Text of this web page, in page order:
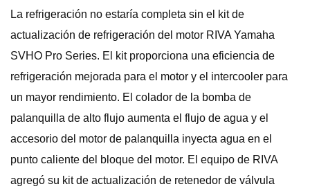
La refrigeración no estaría completa sin el kit de
actualización de refrigeración del motor RIVA Yamaha
SVHO Pro Series. El kit proporciona una eficiencia de
refrigeración mejorada para el motor y el intercooler para
un mayor rendimiento. El colador de la bomba de
palanquilla de alto flujo aumenta el flujo de agua y el
accesorio del motor de palanquilla inyecta agua en el
punto caliente del bloque del motor. El equipo de RIVA
agregó su kit de actualización de retenedor de válvula